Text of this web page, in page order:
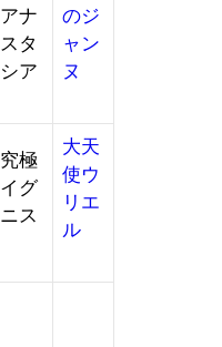
アナ
スタ
シア
のジ
ャン
ヌ
究極
イグ
ニス
大天
使ウ
リエ
ル